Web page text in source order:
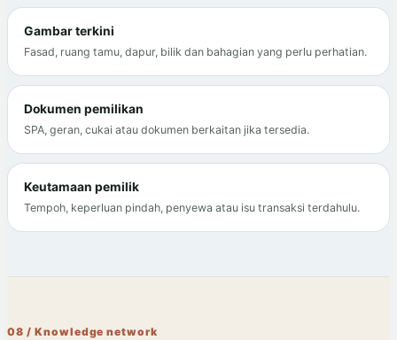
Gambar terkini
Fasad, ruang tamu, dapur, bilik dan bahagian yang perlu perhatian.
Dokumen pemilikan
SPA, geran, cukai atau dokumen berkaitan jika tersedia.
Keutamaan pemilik
Tempoh, keperluan pindah, penyewa atau isu transaksi terdahulu.
08 / Knowledge network